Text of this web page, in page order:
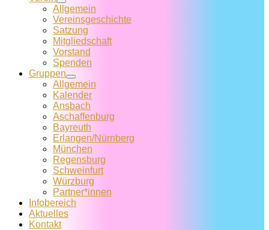
Allgemein
Vereins­geschichte
Satzung
Mitglied­schaft
Vorstand
Spenden
Gruppen
Allgemein
Kalender
Ansbach
Aschaffenburg
Bayreuth
Erlangen/Nürnberg
München
Regensburg
Schweinfurt
Würzburg
Partner*innen
Infobereich
Aktuelles
Kontakt